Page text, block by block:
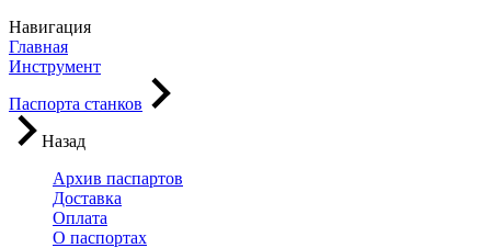
Навигация
Главная
Инструмент
Паспорта станков
Назад
Архив паспартов
Доставка
Оплата
О паспортах